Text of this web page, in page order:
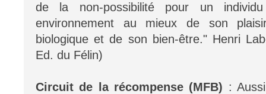
de la non-possibilité pour un
environnement au mieux de son
biologique et de son bien-être." Henri
Ed. du Félin)
Circuit de la récompense (MFB) :